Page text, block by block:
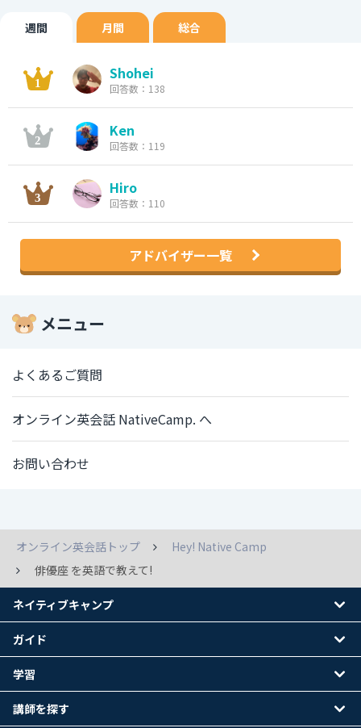
週間 月間 総合
Shohei
回答数：138
Ken
回答数：119
Hiro
回答数：110
アドバイザー一覧
メニュー
よくあるご質問
オンライン英会話 NativeCamp. へ
お問い合わせ
オンライン英会話トップ
Hey! Native Camp
俳優座 を英語で教えて!
ネイティブキャンプ
ガイド
学習
講師を探す